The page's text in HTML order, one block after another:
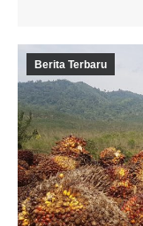
Berita Terbaru